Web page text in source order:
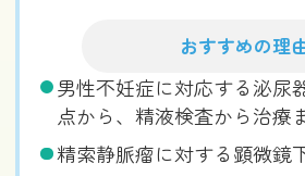
おすすめの理
男性不妊症に対応する泌尿
点から、精液検査から治療
精索静脈瘤に対する顕微鏡